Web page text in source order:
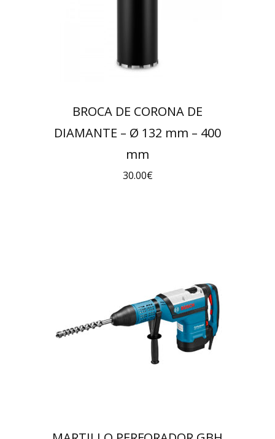
BROCA DE CORONA DE
DIAMANTE – Ø 132 mm – 400
mm
30.00€